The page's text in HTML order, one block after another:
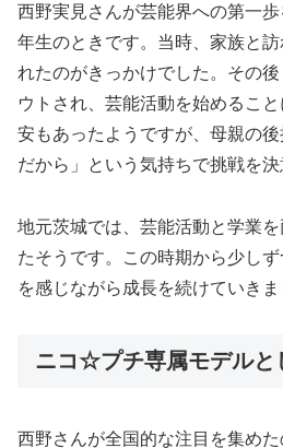
西野実見さんが芸能界への第一
年生のときです。当時、家族と
れたのがきっかけでした。その
ウトされ、芸能活動を始めるこ
安もあったようですが、母親の
だから」という気持ちで挑戦を決
地元茨城では、芸能活動と学業
たそうです。この時期から少し
を感じながら成長を続けていきま
ニコ☆プチ専属モデルと
西野さんが全国的な注目を集め